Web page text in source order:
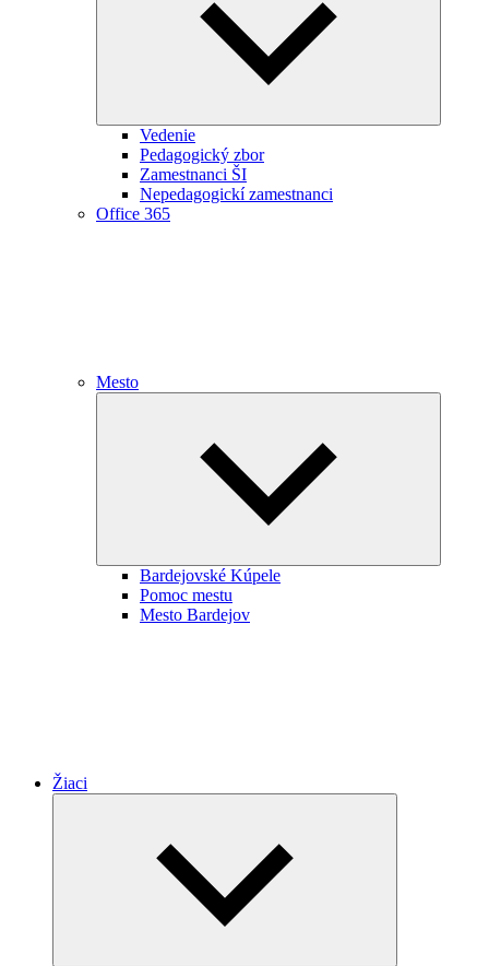
Vedenie
Pedagogický zbor
Zamestnanci ŠI
Nepedagogickí zamestnanci
Office 365
Mesto
Bardejovské Kúpele
Pomoc mestu
Mesto Bardejov
Žiaci